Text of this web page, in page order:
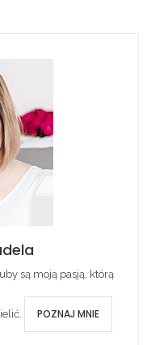
są moją pasją, którą
POZNAJ MNIE